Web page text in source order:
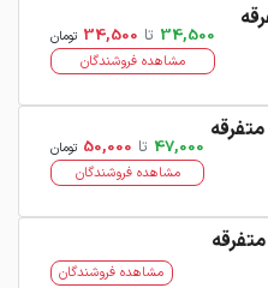
34,500 تا 34,500 تومان
مشاهده فروشندگان
47,000 تا 50,000 تومان
مشاهده فروشندگان
مشاهده فروشندگان